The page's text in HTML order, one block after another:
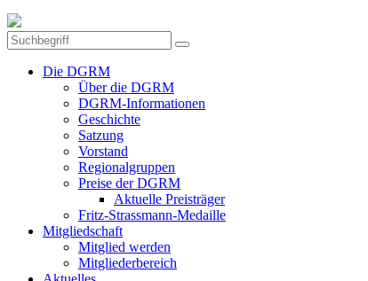
Die DGRM
Über die DGRM
DGRM-Informationen
Geschichte
Satzung
Vorstand
Regionalgruppen
Preise der DGRM
Aktuelle Preisträger
Fritz-Strassmann-Medaille
Mitgliedschaft
Mitglied werden
Mitgliederbereich